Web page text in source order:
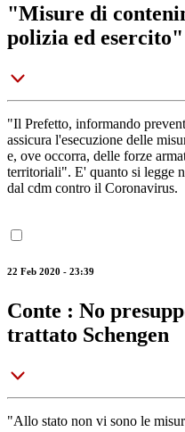
"Misure di
polizia ed esercito"
"Il Prefetto, informando
assicura l'esecuzione delle
e, ove occorra, delle forze
territoriali". E' quanto si legge
dal cdm contro il Coronavirus.
22 Feb 2020 - 23:39
Conte : No
trattato Schengen
"Allo stato non vi sono le